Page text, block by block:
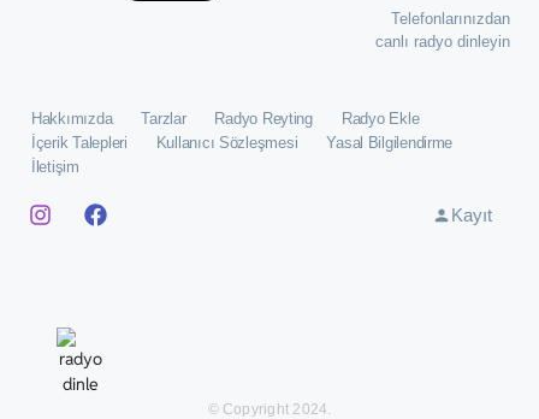
Telefonlarınızdan
canlı radyo dinleyin
Hakkımızda Tarzlar Radyo Reyting
Radyo Ekle
İçerik Talepleri
Kullanıcı Sözleşmesi
Yasal Bilgilendirme
İletişim
Kayıt
© Copyright 2024.